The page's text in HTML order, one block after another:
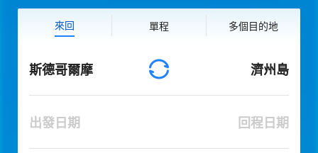
來回 單程 多個目的地
斯德哥爾摩 濟州島
出發日期 回程日期